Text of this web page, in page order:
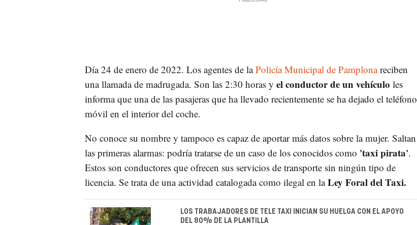
Día 24 de enero de 2022. Los agentes de laPolicía Municipal de Pamplonareciben
una llamada de madrugada. Son las 2:30 horas y el conductor de un vehículo les
informa que una de las pasajeras que ha llevado recientemente se ha dejado el teléfono
móvil en el interior del coche.
No conoce su nombre y tampoco es capaz de aportar más datos sobre la mujer. Saltan
las primeras alarmas: podría tratarse de un caso de los conocidos como 'taxi pirata'.
Estos son conductores que ofrecen sus servicios de transporte sin ningún tipo de
licencia. Se trata de una actividad catalogada como ilegal en laLey Foral del Taxi.
LOS TRABAJADORES DE TELE TAXI INICIAN SU HUELGA CON EL APOYO
DEL 80% DE LA PLANTILLA